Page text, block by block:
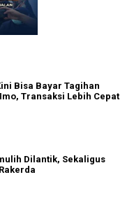
Bisa Bayar Tagihan
Transaksi Lebih Cepat
Dilantik, Sekaligus